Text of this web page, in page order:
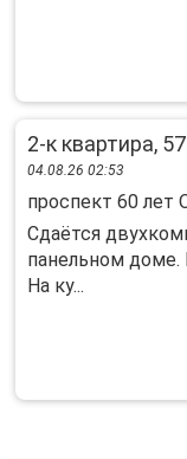
2-к квартира,
04.08.26 02:53
проспект 60 лет
Сдаётся
панельном доме.
На ку...